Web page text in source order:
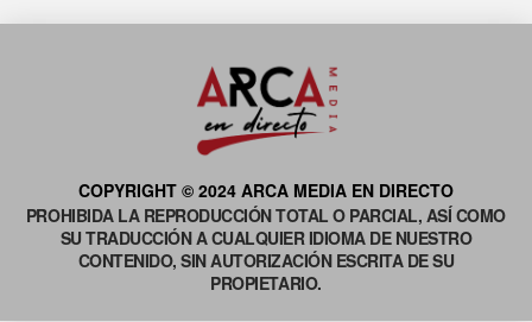
COPYRIGHT © 2024 ARCA MEDIA EN DIRECTO
PROHIBIDA LA REPRODUCCIÓN TOTAL O PARCIAL, ASÍ COMO
SU TRADUCCIÓN A CUALQUIER IDIOMA DE NUESTRO
CONTENIDO, SIN AUTORIZACIÓN ESCRITA DE SU
PROPIETARIO.